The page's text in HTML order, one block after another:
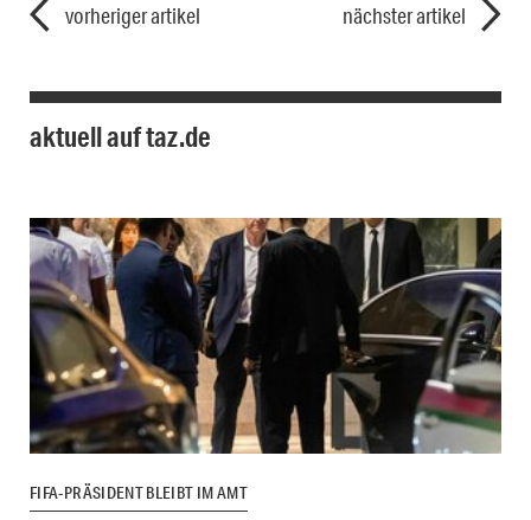
vorheriger artikel nächster artikel
aktuell auf taz.de
FIFA-PRÄSIDENT BLEIBT IM AMT